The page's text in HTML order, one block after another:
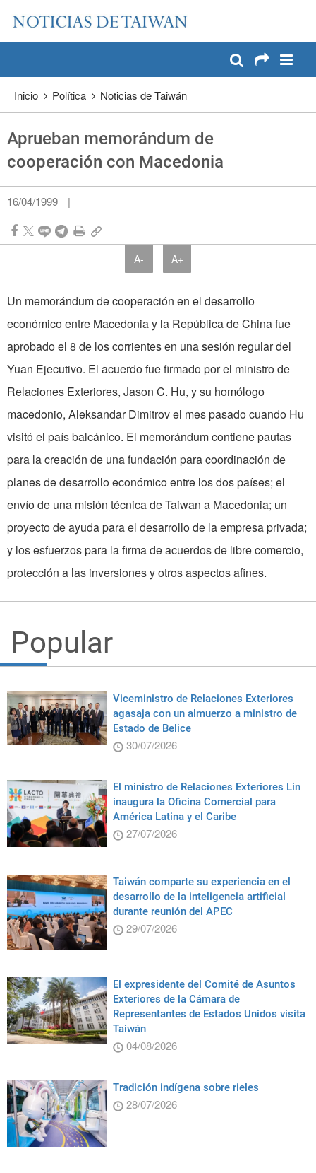
Pase a contenido principal
Inicio Política Noticias de Taiwán
Aprueban memorándum de
cooperación con Macedonia
16/04/1999 |
A- A+
Un memorándum de cooperación en el desarrollo
económico entre Macedonia y la República de China fue
aprobado el 8 de los corrientes en una sesión regular del
Yuan Ejecutivo. El acuerdo fue firmado por el ministro de
Relaciones Exteriores, Jason C. Hu, y su homólogo
macedonio, Aleksandar Dimitrov el mes pasado cuando Hu
visitó el país balcánico. El memorándum contiene pautas
para la creación de una fundación para coordinación de
planes de desarrollo económico entre los dos países; el
envío de una misión técnica de Taiwan a Macedonia; un
proyecto de ayuda para el desarrollo de la empresa privada;
y los esfuerzos para la firma de acuerdos de libre comercio,
protección a las inversiones y otros aspectos afines.
Popular
Viceministro de Relaciones Exteriores
agasaja con un almuerzo a ministro de
Estado de Belice
30/07/2026
El ministro de Relaciones Exteriores Lin
inaugura la Oficina Comercial para
América Latina y el Caribe
27/07/2026
Taiwán comparte su experiencia en el
desarrollo de la inteligencia artificial
durante reunión del APEC
29/07/2026
El expresidente del Comité de Asuntos
Exteriores de la Cámara de
Representantes de Estados Unidos visita
Taiwán
04/08/2026
Tradición indígena sobre rieles
28/07/2026